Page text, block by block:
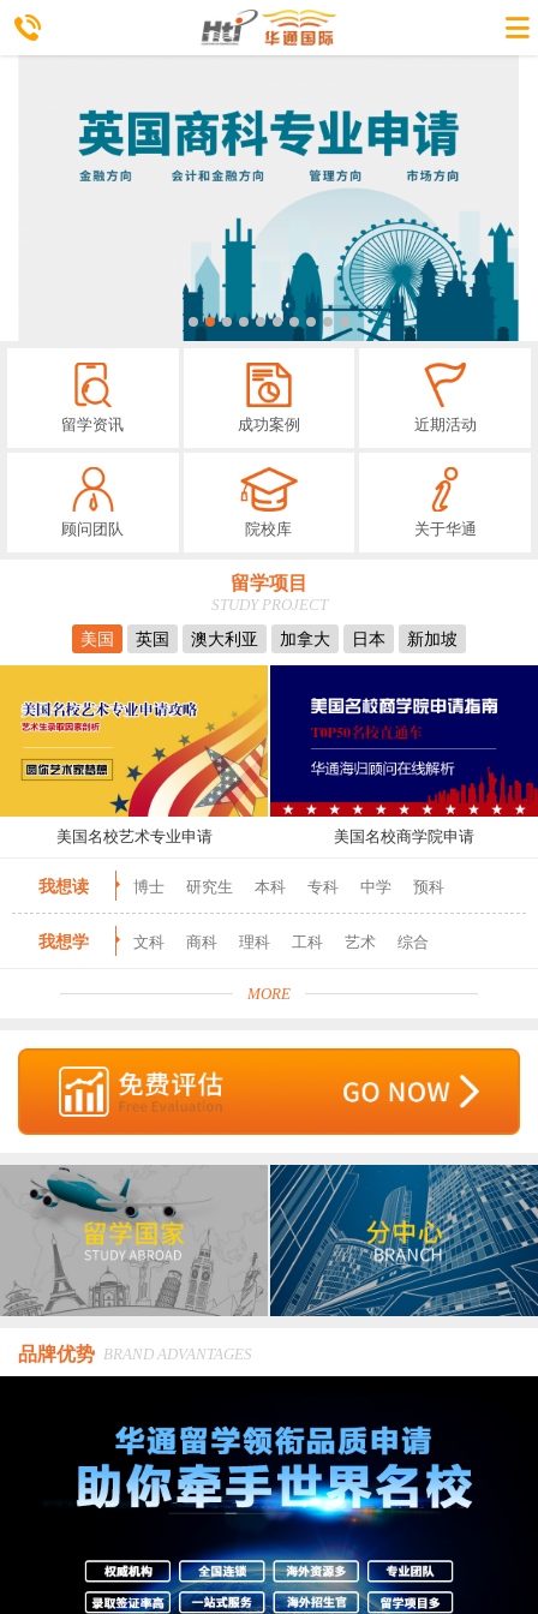
留学资讯 成功案例 近期活动
顾问团队 院校库 关于华通
留学项目
STUDY PROJECT
美国
英国 澳大利亚 加拿大 日本 新加坡
美国名校艺术专业申请 美国名校商学院申请
我想读 博士 研究生 本科 专科 中学 预科
我想学 文科 商科 理科 工科 艺术 综合
MORE
品牌优势 BRAND ADVANTAGES